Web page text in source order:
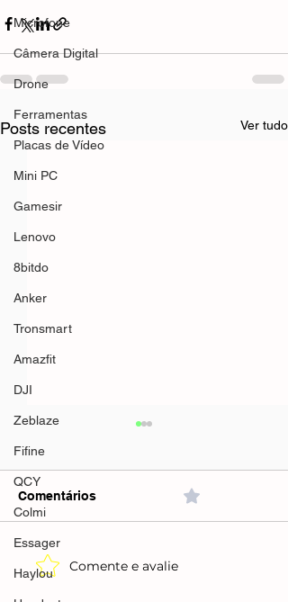
Microfone
Câmera Digital
Drone
Ferramentas
Placas de Vídeo
Mini PC
Gamesir
Lenovo
8bitdo
Anker
Tronsmart
Amazfit
DJI
Zeblaze
Fifine
QCY
Colmi
Essager
Haylou
Posts recentes Ver tudo
Comentários
Comente e avalie